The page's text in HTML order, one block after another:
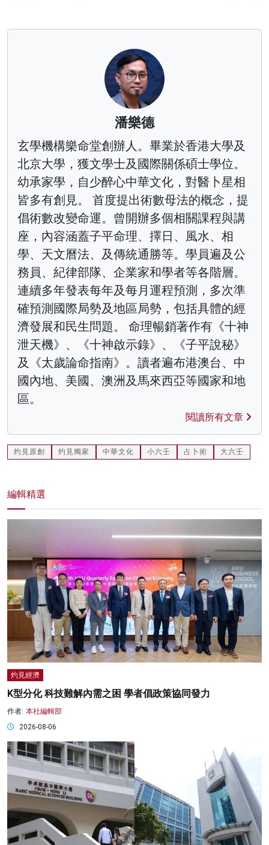
潘樂德
玄學機構樂命堂創辦人。畢業於香港大學及
北京大學，獲文學士及國際關係碩士學位。
幼承家學，自少醉心中華文化，對醫卜星相
皆多有創見。 首度提出術數母法的概念，提
倡術數改變命運。曾開辦多個相關課程與講
座，內容涵蓋子平命理、擇日、風水、相
學、天文曆法、及傳統通勝等。學員遍及公
務員、紀律部隊、企業家和學者等各階層。
連續多年發表每年及每月運程預測，多次準
確預測國際局勢及地區局勢，包括具體的經
濟發展和民生問題。 命理暢銷著作有《十神
泄天機》、《十神啟示錄》、《子平說秘》
及《太歲論命指南》。讀者遍布港澳台、中
國內地、美國、澳洲及馬來西亞等國家和地
區。
閱讀所有文章
灼見原創 灼見獨家 中華文化 小六壬 占卜術 大六壬
編輯精選
灼見經濟
K型分化 科技難解內需之困 學者倡政策協同發力
作者: 本社編輯部
2026-08-06